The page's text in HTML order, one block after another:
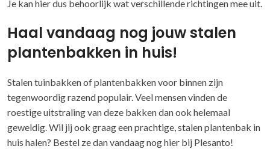
Je kan hier dus behoorlijk wat verschillende richtingen mee uit.
Haal vandaag nog jouw stalen
plantenbakken in huis!
Stalen tuinbakken of plantenbakken voor binnen zijn
tegenwoordig razend populair. Veel mensen vinden de
roestige uitstraling van deze bakken dan ook helemaal
geweldig. Wil jij ook graag een prachtige, stalen plantenbak in
huis halen? Bestel ze dan vandaag nog hier bij Plesanto!